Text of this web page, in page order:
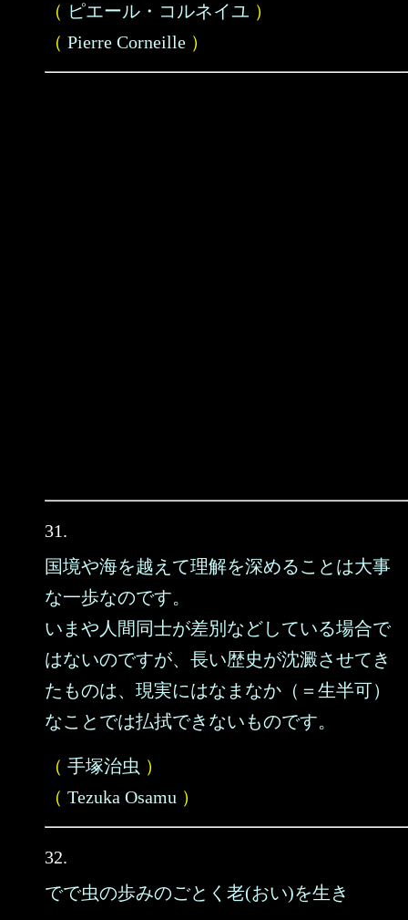
（ ピエール・コルネイユ ）
（ Pierre Corneille ）
31.
国境や海を越えて理解を深めることは大事
な一歩なのです。
いまや人間同士が差別などしている場合で
はないのですが、長い歴史が沈澱させてき
たものは、現実にはなまなか（＝生半可）
なことでは払拭できないものです。
（ 手塚治虫 ）
（ Tezuka Osamu ）
32.
でで虫の歩みのごとく老(おい)を生き